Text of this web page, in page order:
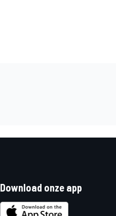
Download onze app